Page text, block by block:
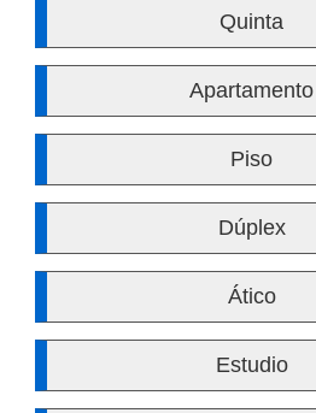
Quinta
Apartamento
Piso
Dúplex
Ático
Estudio